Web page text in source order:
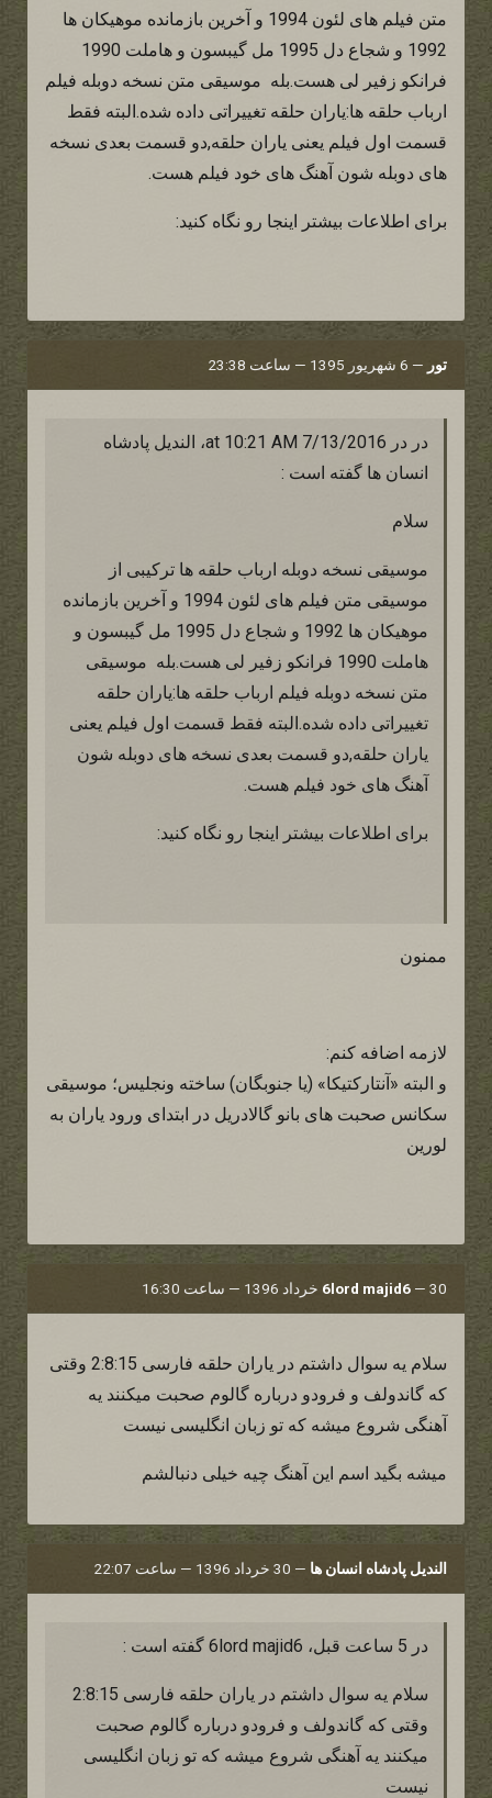
متن فیلم های لئون 1994 و آخرین بازمانده موهیکان ها
1992 و شجاع دل 1995 مل گیبسون و هاملت 1990
فرانکو زفیر لی هست.بله موسیقی متن نسخه دوبله فیلم
ارباب حلقه ها:یاران حلقه تغییراتی داده شده.البته فقط
قسمت اول فیلم یعنی یاران حلقه,دو قسمت بعدی نسخه
های دوبله شون آهنگ های خود فیلم هست.
برای اطلاعات بیشتر اینجا رو نگاه کنید:
تور — 6 شهریور 1395 — ساعت 23:38
در در 7/13/2016 at 10:21 AM، الندیل پادشاه
انسان ها گفته است :
سلام
موسیقی نسخه دوبله ارباب حلقه ها ترکیبی از
موسیقی متن فیلم های لئون 1994 و آخرین بازمانده
موهیکان ها 1992 و شجاع دل 1995 مل گیبسون و
هاملت 1990 فرانکو زفیر لی هست.بله موسیقی
متن نسخه دوبله فیلم ارباب حلقه ها:یاران حلقه
تغییراتی داده شده.البته فقط قسمت اول فیلم یعنی
یاران حلقه,دو قسمت بعدی نسخه های دوبله شون
آهنگ های خود فیلم هست.
برای اطلاعات بیشتر اینجا رو نگاه کنید:
ممنون
لازمه اضافه کنم:
و البته «آنتارکتیکا» (یا جنوبگان) ساخته ونجلیس؛ موسیقی
سکانس صحبت های بانو گالادریل در ابتدای ورود یاران به
لورین
6lord majid6 — 30 خرداد 1396 — ساعت 16:30
سلام یه سوال داشتم در یاران حلقه فارسی 2:8:15 وقتی
که گاندولف و فرودو درباره گالوم صحبت میکنند یه
آهنگی شروع میشه که تو زبان انگلیسی نیست
میشه بگید اسم این آهنگ چیه خیلی دنبالشم
الندیل پادشاه انسان ها — 30 خرداد 1396 — ساعت 22:07
در 5 ساعت قبل، 6lord majid6 گفته است :
سلام یه سوال داشتم در یاران حلقه فارسی 2:8:15
وقتی که گاندولف و فرودو درباره گالوم صحبت
میکنند یه آهنگی شروع میشه که تو زبان انگلیسی
نیست